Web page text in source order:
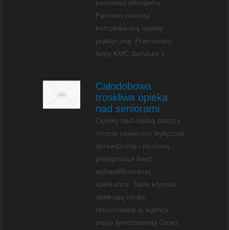
ponieważ oferujemy
Państwu również
kompleksową opiekę
praktyczną. Pracownicy
firmy KMC Services z...
Całodobowa
troskliwa opieka
nad seniorami
Opiekę nad osobą starszą
można powierzyć wyłącznie
sprawdzonej i zaufanej
pielęgniarce bądź
wykwalifikowanej
opiekunce. Takie kryteria
spełniają osoby
rekrutowane w agencji
pracy tymczasowej Gawo,